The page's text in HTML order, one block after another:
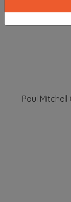
Paul Mitchell